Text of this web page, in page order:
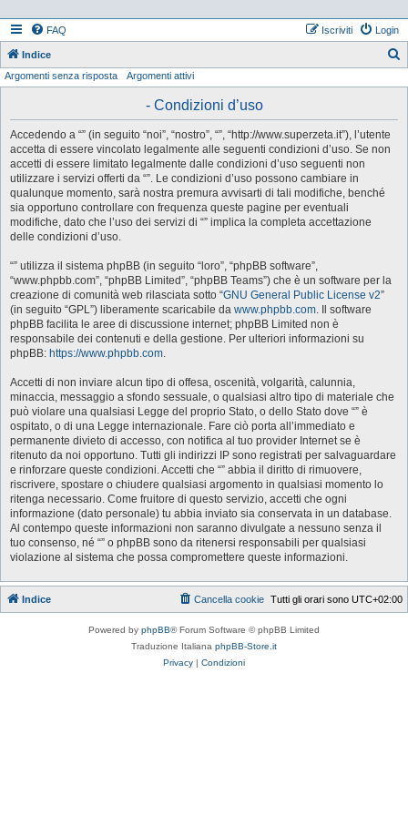
FAQ Login
Iscriviti
Indice
Argomenti senza risposta Argomenti attivi
- Condizioni d’uso
Accedendo a “” (in seguito “noi”, “nostro”, “”, “http://www.superzeta.it”), l’utente
accetta di essere vincolato legalmente alle seguenti condizioni d’uso. Se non
accetti di essere limitato legalmente dalle condizioni d’uso seguenti non
utilizzare i servizi offerti da “”. Le condizioni d’uso possono cambiare in
qualunque momento, sarà nostra premura avvisarti di tali modifiche, benché
sia opportuno controllare con frequenza queste pagine per eventuali
modifiche, dato che l’uso dei servizi di “” implica la completa accettazione
delle condizioni d’uso.
“” utilizza il sistema phpBB (in seguito “loro”, “phpBB software”,
“www.phpbb.com”, “phpBB Limited”, “phpBB Teams”) che è un software per la
creazione di comunità web rilasciata sotto “GNU General Public License v2”
(in seguito “GPL”) liberamente scaricabile da www.phpbb.com. Il software
phpBB facilita le aree di discussione internet; phpBB Limited non è
responsabile dei contenuti e della gestione. Per ulteriori informazioni su
phpBB: https://www.phpbb.com.
Accetti di non inviare alcun tipo di offesa, oscenità, volgarità, calunnia,
minaccia, messaggio a sfondo sessuale, o qualsiasi altro tipo di materiale che
può violare una qualsiasi Legge del proprio Stato, o dello Stato dove “” è
ospitato, o di una Legge internazionale. Fare ciò porta all’immediato e
permanente divieto di accesso, con notifica al tuo provider Internet se è
ritenuto da noi opportuno. Tutti gli indirizzi IP sono registrati per salvaguardare
e rinforzare queste condizioni. Accetti che “” abbia il diritto di rimuovere,
riscrivere, spostare o chiudere qualsiasi argomento in qualsiasi momento lo
ritenga necessario. Come fruitore di questo servizio, accetti che ogni
informazione (dato personale) tu abbia inviato sia conservata in un database.
Al contempo queste informazioni non saranno divulgate a nessuno senza il
tuo consenso, né “” o phpBB sono da ritenersi responsabili per qualsiasi
violazione al sistema che possa compromettere queste informazioni.
Indice Tutti gli orari sono UTC+02:00
Cancella cookie
Powered by phpBB® Forum Software © phpBB Limited
Traduzione Italiana phpBB-Store.it
Privacy | Condizioni